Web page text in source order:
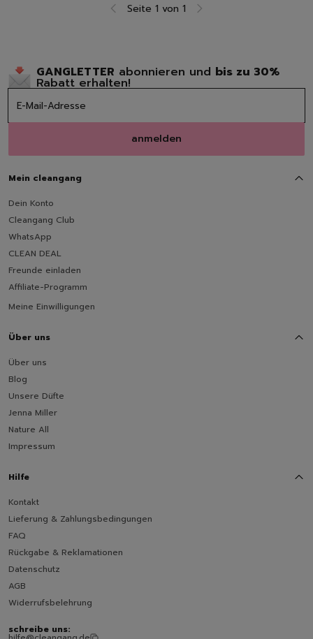
Seite 1 von 1
GANGLETTER abonnieren und bis zu 30%
Rabatt erhalten!
anmelden
Mein cleangang
Dein Konto
Cleangang Club
WhatsApp
CLEAN DEAL
Freunde einladen
Affiliate-Programm
Meine Einwilligungen
Über uns
Über uns
Blog
Unsere Düfte
Jenna Miller
Nature All
Impressum
Hilfe
Kontakt
Lieferung & Zahlungsbedingungen
FAQ
Rückgabe & Reklamationen
Datenschutz
AGB
Widerrufsbelehrung
schreibe uns: